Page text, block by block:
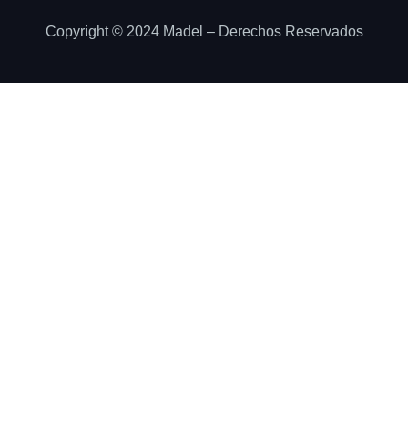
Copyright © 2024 Madel – Derechos Reservados